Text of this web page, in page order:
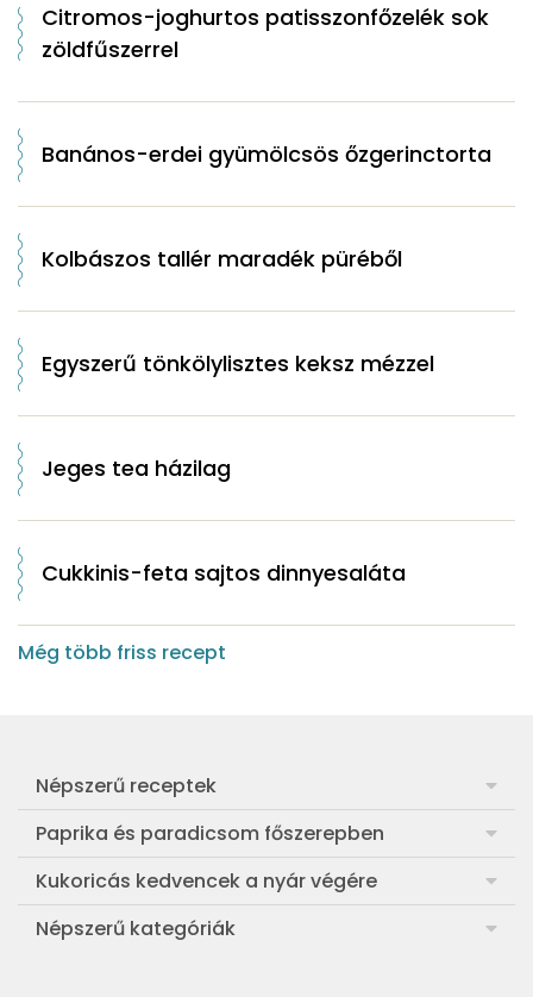
Citromos-joghurtos patisszonfőzelék sok
zöldfűszerrel
Banános-erdei gyümölcsös őzgerinctorta
Kolbászos tallér maradék püréből
Egyszerű tönkölylisztes keksz mézzel
Jeges tea házilag
Cukkinis-feta sajtos dinnyesaláta
Még több friss recept
Népszerű receptek
Frankfurti leves
Egyszerű muffin
Aranygaluska
Paprika és paradicsom főszerepben
Pan con Tomate
Paradicsom és paprika eltevése télre
Kukoricás kedvencek a nyár végére
Legfinomabb főtt kukorica
Népszerű kategóriák